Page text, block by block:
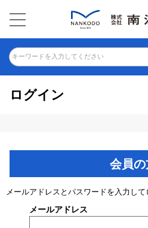
キーワードを入力してください
ログイン
会員の
メールアドレスとパスワードを入力して
メールアドレス